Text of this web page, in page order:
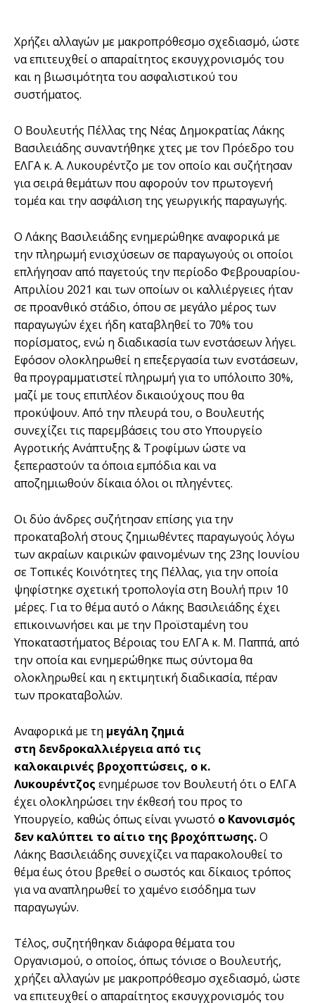
Χρήζει αλλαγών με μακροπρόθεσμο σχεδιασμό, ώστε
να επιτευχθεί ο απαραίτητος εκσυγχρονισμός του
και η βιωσιμότητα του ασφαλιστικού του
συστήματος.
Ο Βουλευτής Πέλλας της Νέας Δημοκρατίας Λάκης
Βασιλειάδης συναντήθηκε χτες με τον Πρόεδρο του
ΕΛΓΑ κ. Α. Λυκουρέντζο με τον οποίο και συζήτησαν
για σειρά θεμάτων που αφορούν τον πρωτογενή
τομέα και την ασφάλιση της γεωργικής παραγωγής.
Ο Λάκης Βασιλειάδης ενημερώθηκε αναφορικά με
την πληρωμή ενισχύσεων σε παραγωγούς οι οποίοι
επλήγησαν από παγετούς την περίοδο Φεβρουαρίου-
Απριλίου 2021 και των οποίων οι καλλιέργειες ήταν
σε προανθικό στάδιο, όπου σε μεγάλο μέρος των
παραγωγών έχει ήδη καταβληθεί το 70% του
πορίσματος, ενώ η διαδικασία των ενστάσεων λήγει.
Εφόσον ολοκληρωθεί η επεξεργασία των ενστάσεων,
θα προγραμματιστεί πληρωμή για το υπόλοιπο 30%,
μαζί με τους επιπλέον δικαιούχους που θα
προκύψουν. Από την πλευρά του, ο Βουλευτής
συνεχίζει τις παρεμβάσεις του στο Υπουργείο
Αγροτικής Ανάπτυξης & Τροφίμων ώστε να
ξεπεραστούν τα όποια εμπόδια και να
αποζημιωθούν δίκαια όλοι οι πληγέντες.
Οι δύο άνδρες συζήτησαν επίσης για την
προκαταβολή στους ζημιωθέντες παραγωγούς λόγω
των ακραίων καιρικών φαινομένων της 23ης Ιουνίου
σε Τοπικές Κοινότητες της Πέλλας, για την οποία
ψηφίστηκε σχετική τροπολογία στη Βουλή πριν 10
μέρες. Για το θέμα αυτό ο Λάκης Βασιλειάδης έχει
επικοινωνήσει και με την Προϊσταμένη του
Υποκαταστήματος Βέροιας του ΕΛΓΑ κ. Μ. Παππά, από
την οποία και ενημερώθηκε πως σύντομα θα
ολοκληρωθεί και η εκτιμητική διαδικασία, πέραν
των προκαταβολών.
Αναφορικά με τη μεγάλη ζημιά
στη δενδροκαλλιέργεια από τις
καλοκαιρινές βροχοπτώσεις, ο κ.
Λυκουρέντζος ενημέρωσε τον Βουλευτή ότι ο ΕΛΓΑ
έχει ολοκληρώσει την έκθεσή του προς το
Υπουργείο, καθώς όπως είναι γνωστό ο Κανονισμός
δεν καλύπτει το αίτιο της βροχόπτωσης.Ο
Λάκης Βασιλειάδης συνεχίζει να παρακολουθεί το
θέμα έως ότου βρεθεί ο σωστός και δίκαιος τρόπος
για να αναπληρωθεί το χαμένο εισόδημα των
παραγωγών.
Τέλος, συζητήθηκαν διάφορα θέματα του
Οργανισμού, ο οποίος, όπως τόνισε ο Βουλευτής,
χρήζει αλλαγών με μακροπρόθεσμο σχεδιασμό, ώστε
να επιτευχθεί ο απαραίτητος εκσυγχρονισμός του